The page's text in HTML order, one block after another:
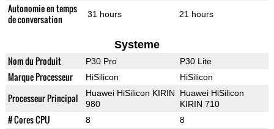
Autonomie en temps
de conversation
31 hours 21 hours
Systeme
Nom du Produit P30 Pro P30 Lite
Marque Processeur HiSilicon HiSilicon
Processeur Principal
Huawei HiSilicon KIRIN
980
Huawei HiSilicon
KIRIN 710
# Cores CPU 8 8